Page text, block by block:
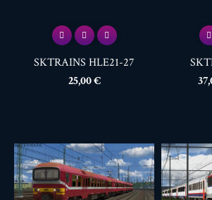
SKTRAINS HLE21-27
Prix
25,00 €